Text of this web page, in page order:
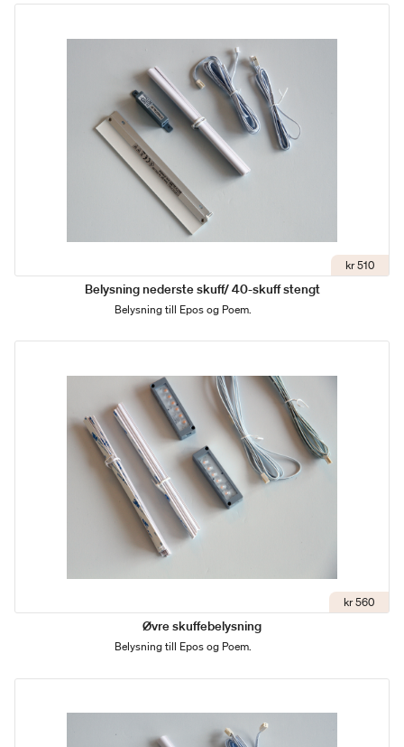
kr 510
Belysning nederste skuff/ 40-skuff stengt
Belysning till Epos og Poem.
kr 560
Øvre skuffebelysning
Belysning till Epos og Poem.